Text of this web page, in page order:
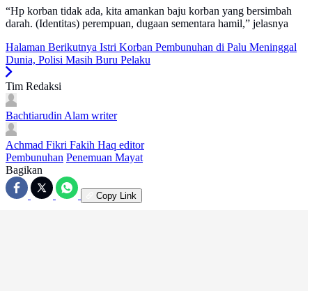
“Hp korban tidak ada, kita amankan baju korban yang bersimbah
darah. (Identitas) perempuan, dugaan sementara hamil,” jelasnya
Halaman Berikutnya Istri Korban Pembunuhan di Palu Meninggal
Dunia, Polisi Masih Buru Pelaku
Tim Redaksi
Bachtiarudin Alam writer
Achmad Fikri Fakih Haq editor
Pembunuhan Penemuan Mayat
Bagikan
Copy Link